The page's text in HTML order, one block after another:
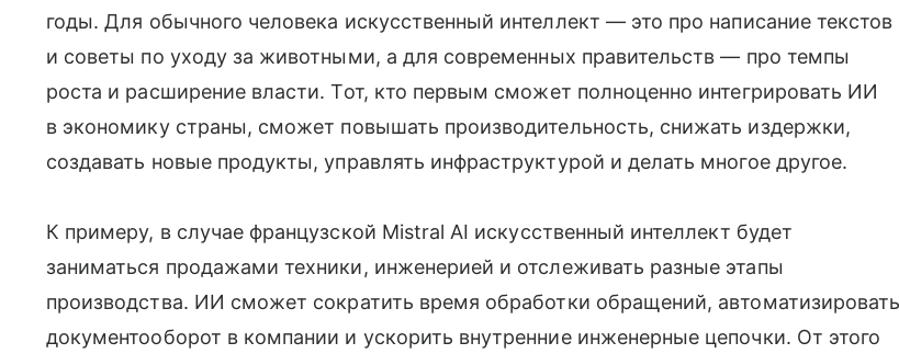
годы. Для обычного человека искусственный интеллект — это про написание текстов
и советы по уходу за животными, а для современных правительств — про темпы
роста и расширение власти. Тот, кто первым сможет полноценно интегрировать ИИ
в экономику страны, сможет повышать производительность, снижать издержки,
создавать новые продукты, управлять инфраструктурой и делать многое другое.
К примеру, в случае французской Mistral AI искусственный интеллект будет
заниматься продажами техники, инженерией и отслеживать разные этапы
производства. ИИ сможет сократить время обработки обращений, автоматизировать
документооборот в компании и ускорить внутренние инженерные цепочки. От этого